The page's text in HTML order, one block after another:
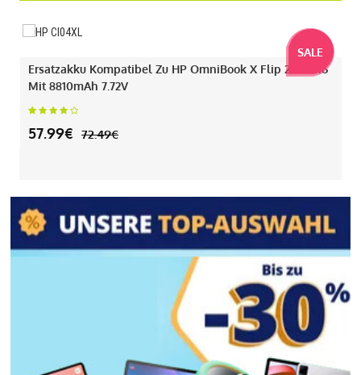
SALE
Ersatzakku Kompatibel Zu HP OmniBook X Flip 2-IN-1 16
Mit 8810mAh 7.72V
57.99€ 72.49€